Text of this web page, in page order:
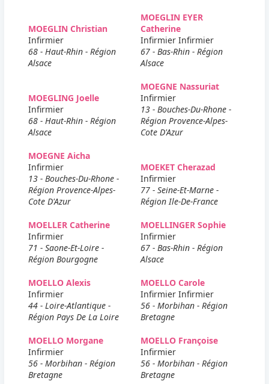
MOEGLIN Christian
Infirmier
68 - Haut-Rhin - Région
Alsace
MOEGLIN EYER
Catherine
Infirmier Infirmier
67 - Bas-Rhin - Région
Alsace
MOEGLING Joelle
Infirmier
68 - Haut-Rhin - Région
Alsace
MOEGNE Nassuriat
Infirmier
13 - Bouches-Du-Rhone -
Région Provence-Alpes-
Cote D'Azur
MOEGNE Aicha
Infirmier
13 - Bouches-Du-Rhone -
Région Provence-Alpes-
Cote D'Azur
MOEKET Cherazad
Infirmier
77 - Seine-Et-Marne -
Région Ile-De-France
MOELLER Catherine
Infirmier
71 - Saone-Et-Loire -
Région Bourgogne
MOELLINGER Sophie
Infirmier
67 - Bas-Rhin - Région
Alsace
MOELLO Alexis
Infirmier
44 - Loire-Atlantique -
Région Pays De La Loire
MOELLO Carole
Infirmier Infirmier
56 - Morbihan - Région
Bretagne
MOELLO Morgane
Infirmier
56 - Morbihan - Région
Bretagne
MOELLO Françoise
Infirmier
56 - Morbihan - Région
Bretagne